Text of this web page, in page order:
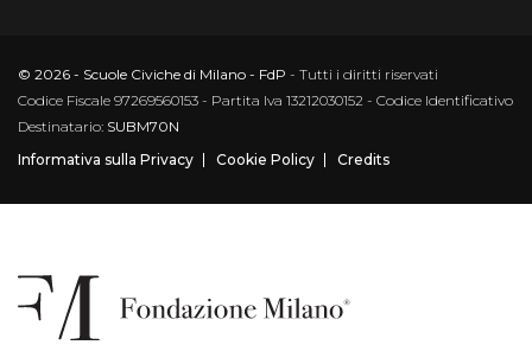
© 2026 - Scuole Civiche di Milano - FdP - Tutti i diritti riservati
Codice Fiscale 97269560153 - Partita Iva 13212030152 - Codice Identificativo
Destinatario: SUBM70N
Informativa sulla Privacy
Cookie Policy Credits